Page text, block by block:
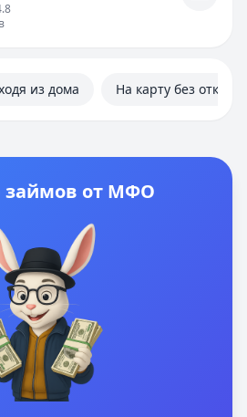
из дома На карту без отказа
займов от МФО